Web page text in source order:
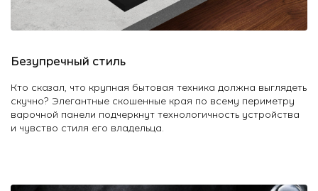
О Hotpoint
Технологии
Где купить
Журнал
Сервис
Безупречный стиль
Кто сказал, что крупная бытовая техника должна выглядеть
скучно? Элегантные скошенные края по всему периметру
варочной панели подчеркнут технологичность устройства
и чувство стиля его владельца.